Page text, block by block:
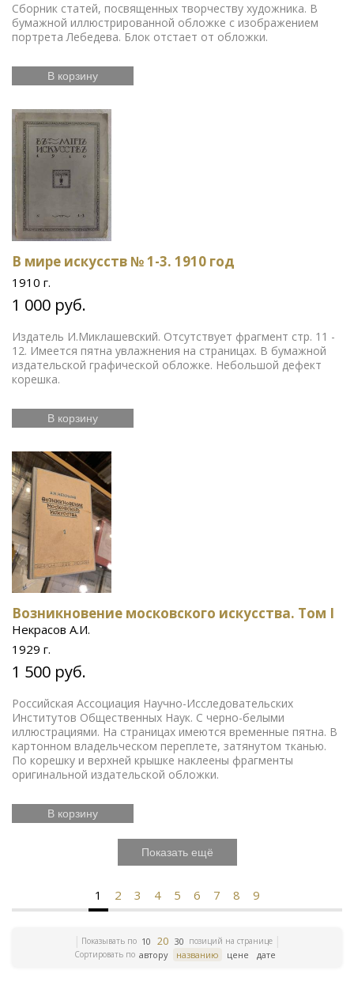
Сборник статей, посвященных творчеству художника. В
бумажной иллюстрированной обложке с изображением
портрета Лебедева. Блок отстает от обложки.
В корзину
В мире искусств № 1-3. 1910 год
1910 г.
1 000 руб.
Издатель И.Миклашевский. Отсутствует фрагмент стр. 11 -
12. Имеется пятна увлажнения на страницах. В бумажной
издательской графической обложке. Небольшой дефект
корешка.
В корзину
Возникновение московского искусства. Том I
Некрасов А.И.
1929 г.
1 500 руб.
Российская Ассоциация Научно-Исследовательских
Институтов Общественных Наук. С черно-белыми
иллюстрациями. На страницах имеются временные пятна. В
картонном владельческом переплете, затянутом тканью.
По корешку и верхней крышке наклеены фрагменты
оригинальной издательской обложки.
В корзину
Показать ещё
1 2 3 4 5 6 7 8 9
Показывать по 10 20 30 позиций на странице
Сортировать по автору названию цене дате